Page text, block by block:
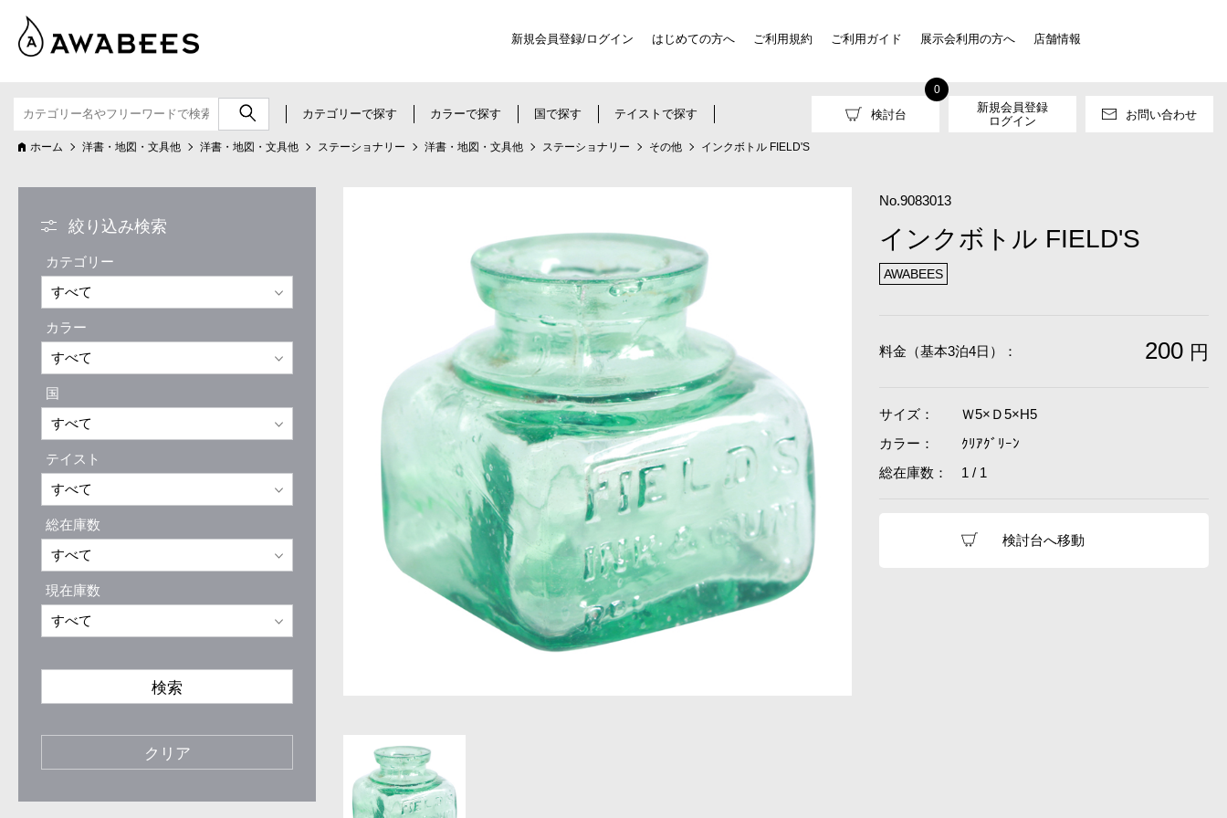
新規会員登録/ログイン はじめての方へ ご利用規約 ご利用ガイド 展示会利用の方へ 店舗情報
カテゴリーで探す カラーで探す 国で探す テイストで探す 検討台
0
新規会員登録
ログイン
お問い合わせ
ホーム 洋書・地図・文具他 洋書・地図・文具他 ステーショナリー 洋書・地図・文具他 ステーショナリー その他 インクボトル FIELD'S
絞り込み検索
カテゴリー
カラー
国
テイスト
総在庫数
現在庫数
検索
No.9083013
インクボトル FIELD'S
AWABEES
料金（基本3泊4日）： 200 円
サイズ：
Ｗ5×Ｄ5×H5
カラー：
ｸﾘｱｸﾞﾘｰﾝ
総在庫数：
1 / 1
検討台へ移動